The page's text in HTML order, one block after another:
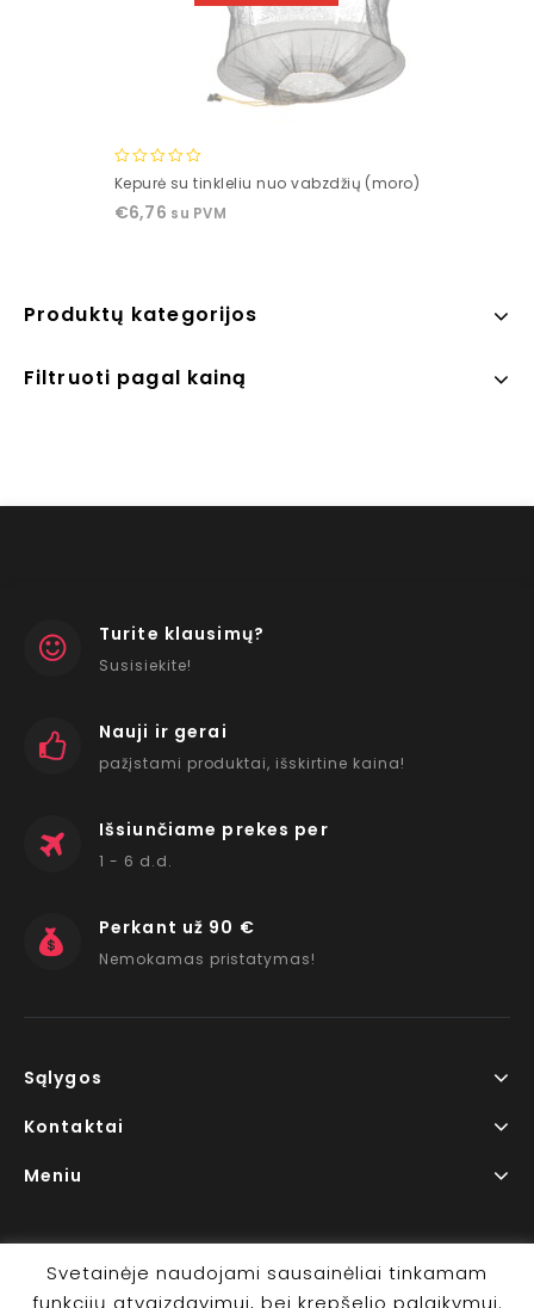
0
of
Kepurė su tinkleliu nuo vabzdžių (moro)
€6,76 su PVM
Produktų kategorijos
Filtruoti pagal kainą
Turite klausimų?
Susisiekite!
Nauji ir gerai
pažįstami produktai, išskirtine kaina!
Išsiunčiame prekes per
1 - 6 d.d.
Perkant už 90 €
Nemokamas pristatymas!
Sąlygos
Kontaktai
Meniu
Svetainėje naudojami sausainėliai tinkamam
funkcijų atvaizdavimui, bei krepšelio palaikymui.